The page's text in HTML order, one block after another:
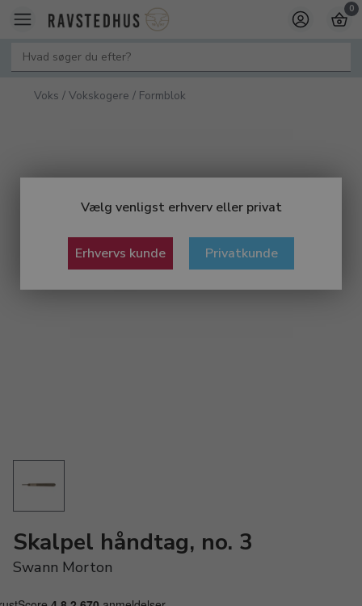
Vælg venligst erhverv eller privat
Erhvervs kunde Privatkunde
0
Voks / Vokskogere / Formblok
Skalpel håndtag, no. 3
Swann Morton